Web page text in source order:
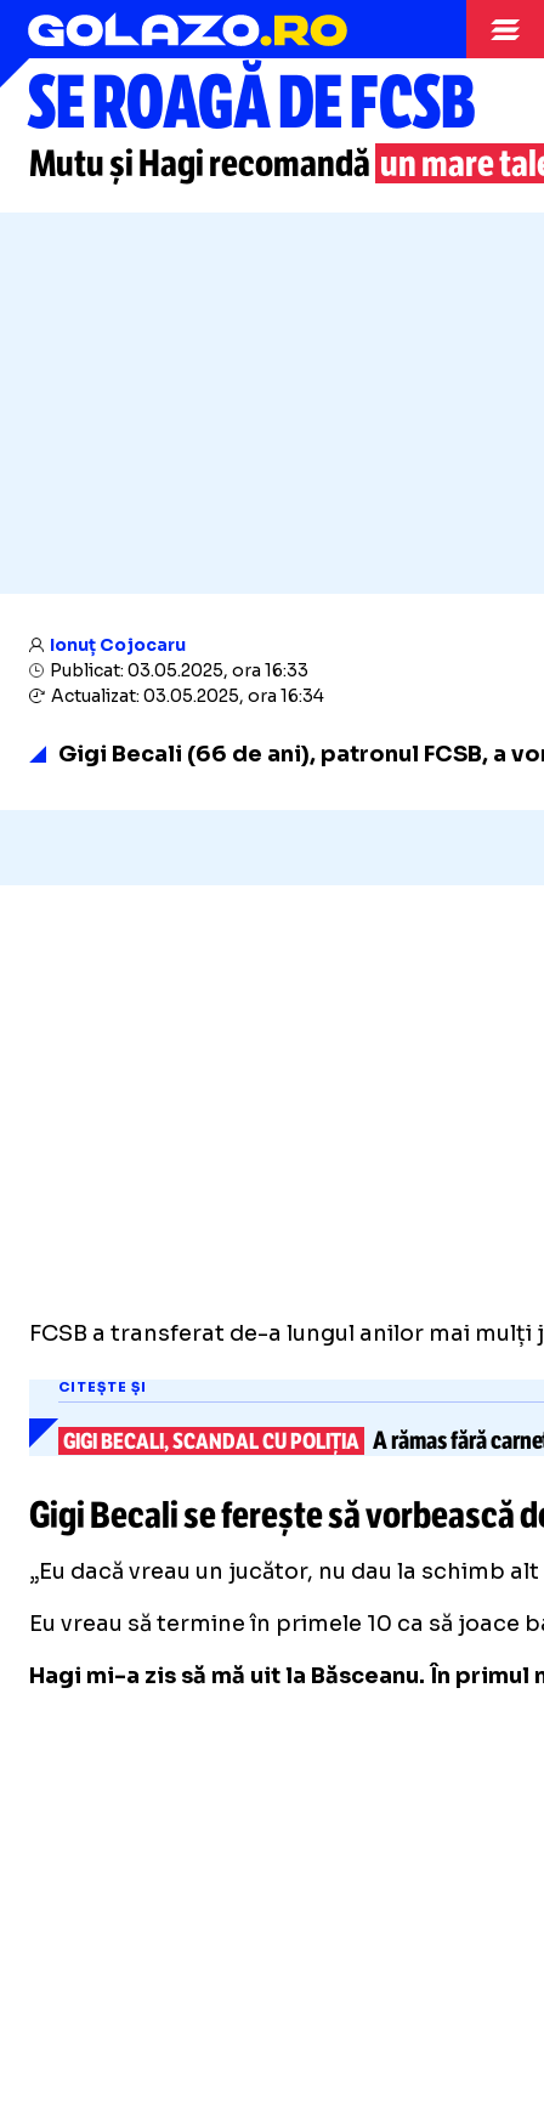
Superliga
SE ROAGĂ DE FCSB
Mutu și Hagi recomandă un mare
Ionuț Cojocaru
Publicat: 03.05.2025, ora 16:33
Actualizat: 03.05.2025, ora 16:34
Gigi Becali (66 de ani), patronul FCSB, a
FCSB a transferat de-a lungul anilor mai
CITEȘTE ȘI
GIGI BECALI, SCANDAL CU POLIȚIA A rămas fără
Gigi Becali se ferește să vorbească
„Eu dacă vreau un jucător, nu dau la schimb
Eu vreau să termine în primele 10 ca să joace
Hagi mi-a zis să mă uit la Băsceanu. În